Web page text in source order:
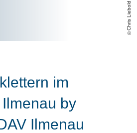
Chris Liebold
im
by
Ilmenau